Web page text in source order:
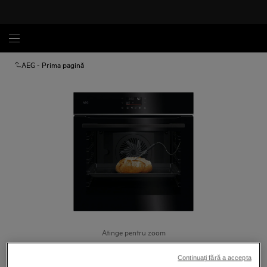
AEG - Prima pagină
Atinge pentru zoom
Continuați fără a accepta